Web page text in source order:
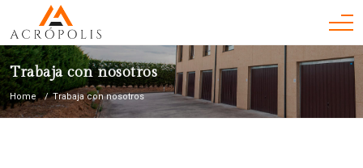
Trabaja con nosotros
Home Trabaja con nosotros